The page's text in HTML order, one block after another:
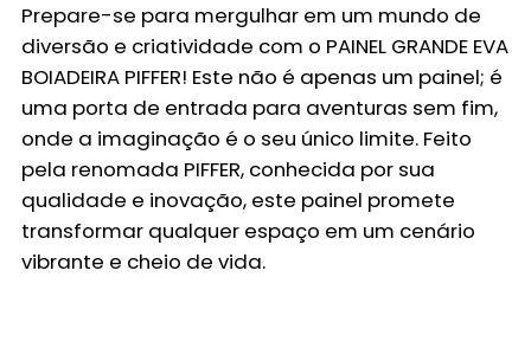
Prepare-se para mergulhar em um mundo de
diversão e criatividade com o PAINEL GRANDE EVA
BOIADEIRA PIFFER! Este não é apenas um painel; é
uma porta de entrada para aventuras sem fim,
onde a imaginação é o seu único limite. Feito
pela renomada PIFFER, conhecida por sua
qualidade e inovação, este painel promete
transformar qualquer espaço em um cenário
vibrante e cheio de vida.